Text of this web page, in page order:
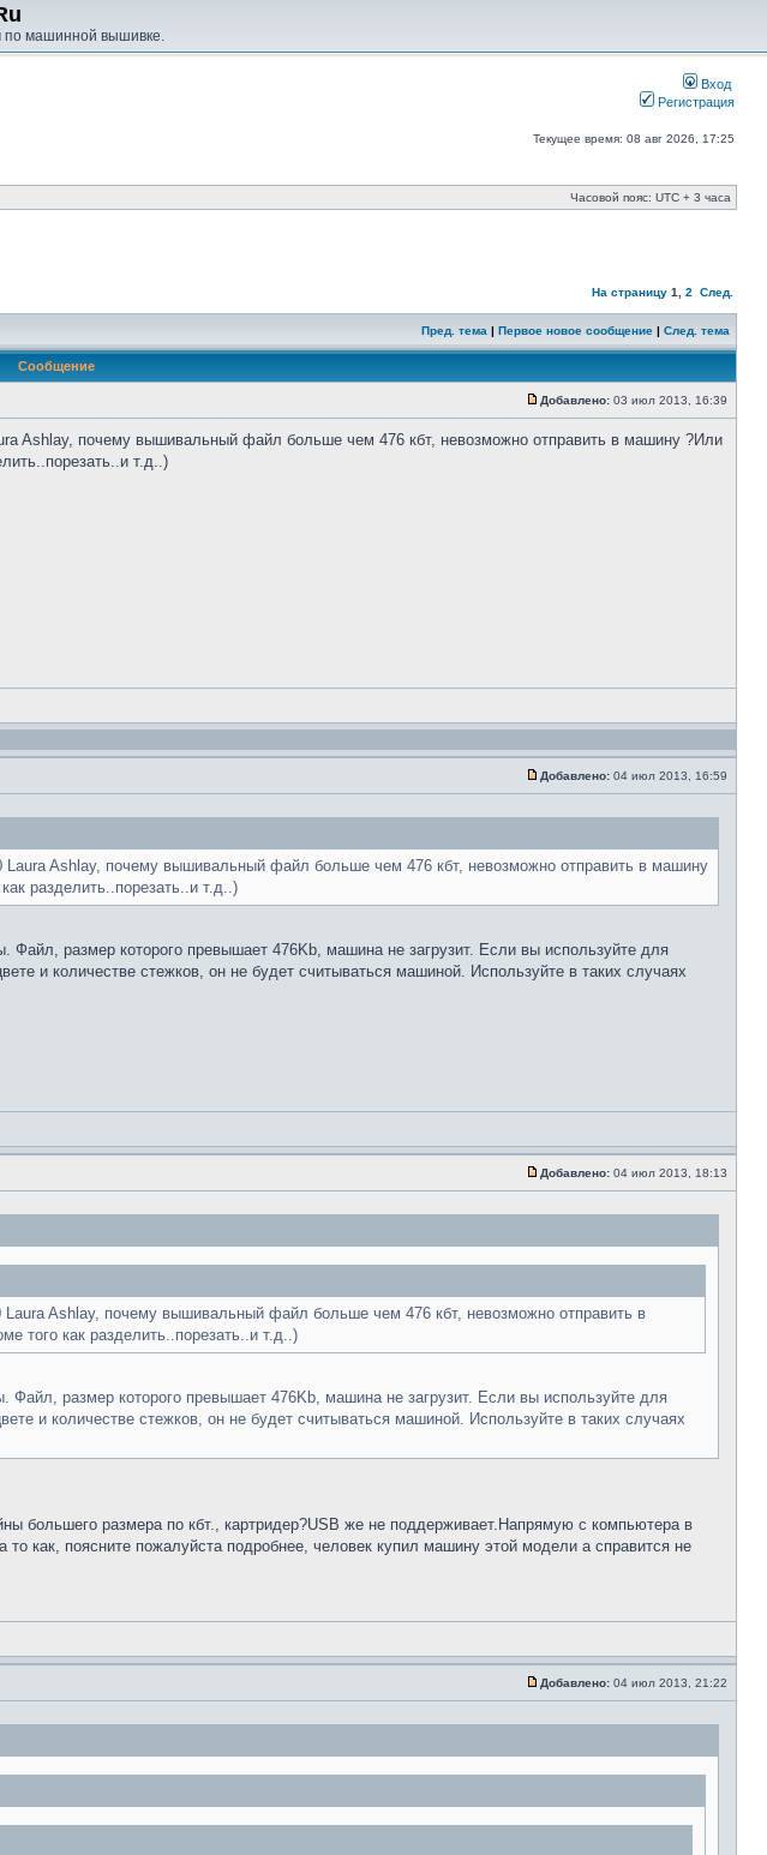
машинной вышивке.
Вход
Регистрация
Текущее время: 08 авг 2026, 17:25
Часовой пояс: UTC + 3 часа
На страницу 1 2 След.
Пред. тема | Первое новое сообщение | След. тема
Сообщение
Добавлено: 03 июл 2013, 16:39
Ashlay, почему вышивальный файл больше чем 476 кбт, невозможно отправить в машину ?Или
т.д..)
Добавлено: 04 июл 2013, 16:59
Ashlay, почему вышивальный файл больше чем 476 кбт, невозможно отправить в машину
разделить..порезать..и т.д..)
размер которого превышает 476Kb, машина не загрузит. Если вы используйте для
и количестве стежков, он не будет считываться машиной. Используйте в таких случаях
Добавлено: 04 июл 2013, 18:13
Ashlay, почему вышивальный файл больше чем 476 кбт, невозможно отправить в
того как разделить..порезать..и т.д..)
размер которого превышает 476Kb, машина не загрузит. Если вы используйте для
и количестве стежков, он не будет считываться машиной. Используйте в таких случаях
большего размера по кбт., картридер?USB же не поддерживает.Напрямую с компьютера в
как, поясните пожалуйста подробнее, человек купил машину этой модели а справится не
Добавлено: 04 июл 2013, 21:22